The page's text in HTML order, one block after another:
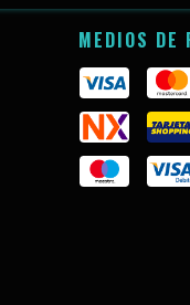
MEDIOS DE